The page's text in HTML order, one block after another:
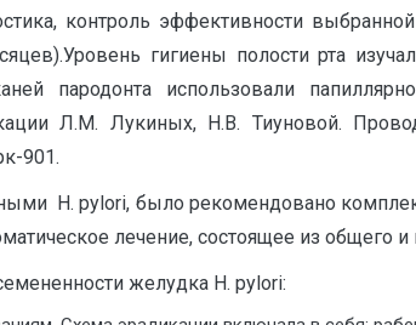
контроль эффективности
гигиены полости рта
пародонта использовали
Л.М. Лукиных, Н.В. Тиуновой.
901.
H. pylori, было рекомендовано
лечение, состоящее из общего и
желудка H. pylori: